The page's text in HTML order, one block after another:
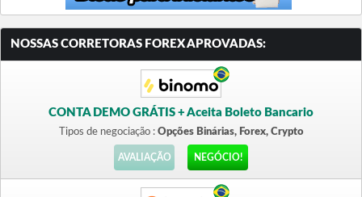
NOSSAS CORRETORAS FOREX APROVADAS:
CONTA DEMO GRÁTIS + Aceita Boleto Bancario
Tipos de negociação : Opções Binárias, Forex, Crypto
AVALIAÇÃO NEGÓCIO!